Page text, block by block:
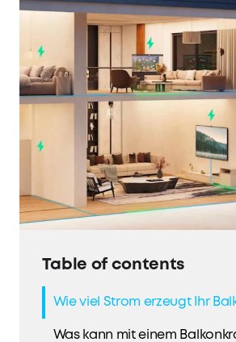
Table of contents
Wie viel Strom erzeugt Ihr
Was kann mit einem